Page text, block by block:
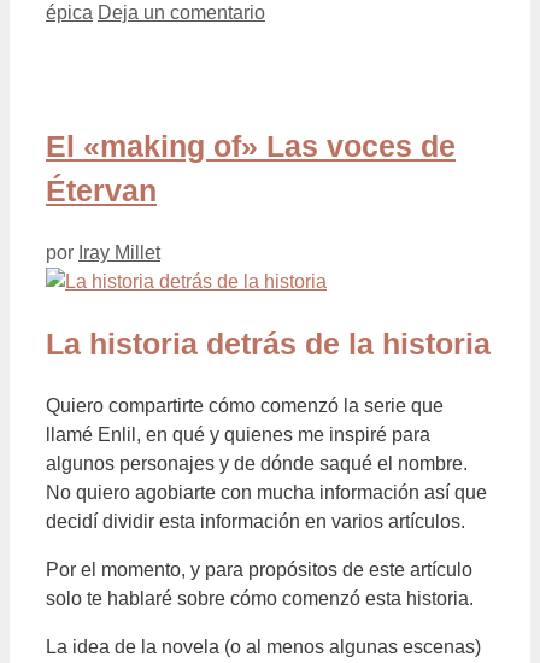
épica Deja un comentario
El «making of» Las voces de
Étervan
por Iray Millet
La historia detrás de la historia
Quiero compartirte cómo comenzó la serie que
llamé Enlil, en qué y quienes me inspiré para
algunos personajes y de dónde saqué el nombre.
No quiero agobiarte con mucha información así que
decidí dividir esta información en varios artículos.
Por el momento, y para propósitos de este artículo
solo te hablaré sobre cómo comenzó esta historia.
La idea de la novela (o al menos algunas escenas)